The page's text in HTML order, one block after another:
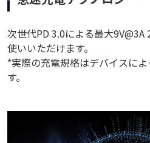
次世代PD 3.0による最大
使いいただけます。
*実際の充電規格はデバイスに
す。